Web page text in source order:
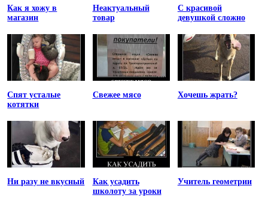
Как я хожу в
магазин
Неактуальный
товар
С красивой
девушкой сложно
Спят усталые
котятки
Свежее мясо Хочешь жрать?
Ни разу не вкусный
Как усадить
школоту за уроки
Учитель геометрии